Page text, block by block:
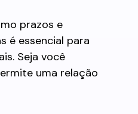
prazos e
é essencial para
Seja você
uma relação